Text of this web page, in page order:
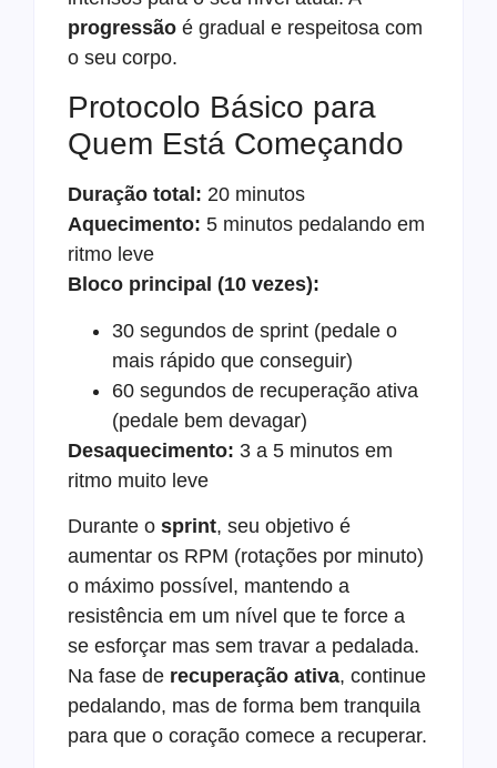
progressão é gradual e respeitosa com
o seu corpo.
Protocolo Básico para
Quem Está Começando
Duração total: 20 minutos
Aquecimento: 5 minutos pedalando em
ritmo leve
Bloco principal (10 vezes):
30 segundos de sprint (pedale o
mais rápido que conseguir)
60 segundos de recuperação ativa
(pedale bem devagar)
Desaquecimento: 3 a 5 minutos em
ritmo muito leve
Durante o sprint, seu objetivo é
aumentar os RPM (rotações por minuto)
o máximo possível, mantendo a
resistência em um nível que te force a
se esforçar mas sem travar a pedalada.
Na fase de recuperação ativa, continue
pedalando, mas de forma bem tranquila
para que o coração comece a recuperar.